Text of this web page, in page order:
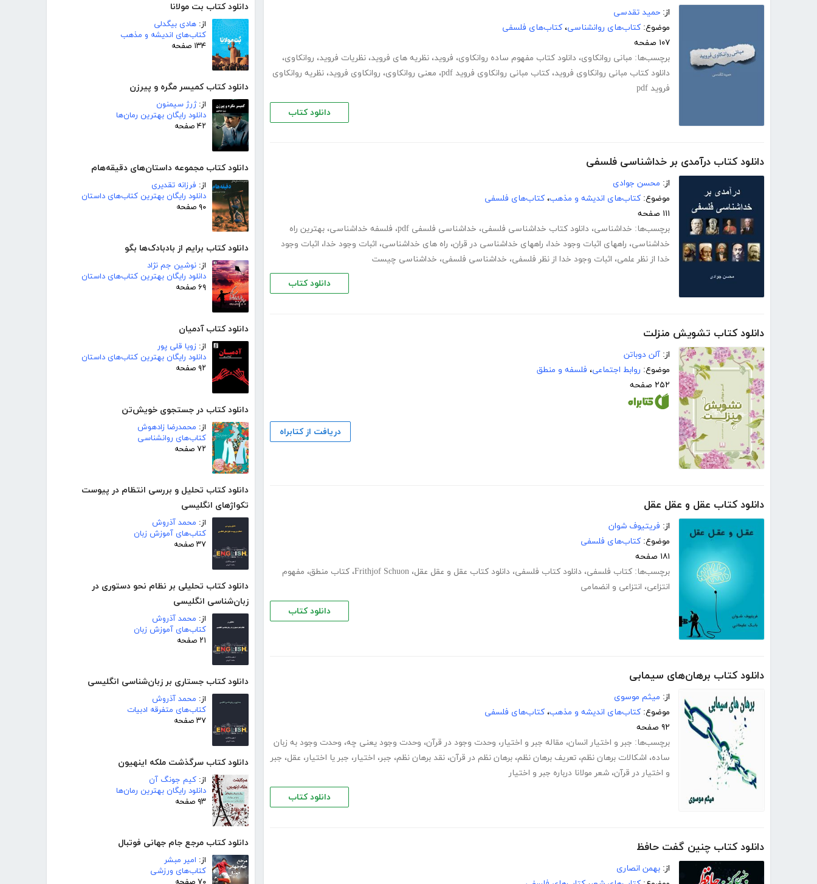
دانلود کتاب بت مولانا
از: هادی بیگدلی
کتاب‌های اندیشه و مذهب
۱۳۴ صفحه
دانلود کتاب کمیسر مگره و پیرزن
از:ژرژ سیمنون
دانلود رایگان بهترین رمان‌ها
۴۲ صفحه
دانلود کتاب مجموعه داستان‌های دقیقه‌هام
از: فرزانه تقدیری
دانلود رایگان بهترین کتاب‌های داستان
۹۰ صفحه
دانلود کتاب برایم از بادبادک‌ها بگو
از: نوشین جم نژاد
دانلود رایگان بهترین کتاب‌های داستان
۶۹ صفحه
دانلود کتاب آدمیان
از: زویا قلی پور
دانلود رایگان بهترین کتاب‌های داستان
۹۲ صفحه
دانلود کتاب در جستجوی خویش‌تن
از: محمدرضا زادهوش
کتاب‌های روانشناسی
۷۲ صفحه
دانلود کتاب تحلیل و بررسی انتظام در پیوست
تکواژهای انگلیسی
از: محمد آذروش
کتاب‌های آموزش زبان
۳۷ صفحه
دانلود کتاب تحلیلی بر نظام نحو دستوری در
زبان‌شناسی انگلیسی
از: محمد آذروش
کتاب‌های آموزش زبان
۲۱ صفحه
دانلود کتاب جستاری بر زبان‌شناسی انگلیسی
از: محمد آذروش
کتاب‌های متفرقه ادبیات
۳۷ صفحه
دانلود کتاب سرگذشت ملکه اینهیون
از: کیم جونگ آن
دانلود رایگان بهترین رمان‌ها
۹۳ صفحه
دانلود کتاب مرجع جام جهانی فوتبال
از: امیر مبشر
کتاب‌های ورزشی
از: حمید تقدسی
موضوع: کتاب‌های روانشناسی، کتاب‌های فلسفی
۱۰۷ صفحه
برچسب‌ها: مبانی روانکاوی، دانلود کتاب مفهوم ساده روانکاوی، فروید، نظریه های فروید، نظریات فروید، روانکاوی،
دانلود کتاب مبانی روانکاوی فروید، کتاب مبانی روانکاوی فروید pdf ، معنی روانکاوی، روانکاوی فروید، نظریه روانکاوی
فروید pdf
دانلود کتاب
دانلود کتاب درآمدی بر خداشناسی فلسفی
از: محسن جوادی
موضوع: کتاب‌های اندیشه و مذهب، کتاب‌های فلسفی
۱۱۱ صفحه
برچسب‌ها: خداشناسی، دانلود کتاب خداشناسی فلسفی، خداشناسی فلسفی pdf ، فلسفه خداشناسی، بهترین راه
خداشناسی، راههای اثبات وجود خدا، راههای خداشناسی در قران، راه های خداشناسی، اثبات وجود خدا، اثبات وجود
خدا از نظر علمی، اثبات وجود خدا از نظر فلسفی، خداشناسی فلسفی، خداشناسی چیست
دانلود کتاب
دانلود کتاب تشویش منزلت
از: آلن دوباتن
موضوع: روابط اجتماعی، فلسفه و منطق
۲۵۲ صفحه
دریافت از کتابراه
دانلود کتاب عقل و عقل عقل
از: فریتیوف شوان
موضوع: کتاب‌های فلسفی
۱۸۱ صفحه
برچسب‌ها: کتاب فلسفی، دانلود کتاب فلسفی، دانلود کتاب عقل و عقل عقل، Frithjof Schuon، کتاب منطق، مفهوم
انتزاعی، انتزاعی و انضمامی
دانلود کتاب
دانلود کتاب برهان‌های سیمابی
از: میثم موسوی
موضوع: کتاب‌های اندیشه و مذهب، کتاب‌های فلسفی
۹۲ صفحه
برچسب‌ها: جبر و اختیار انسان، مقاله جبر و اختیار، وحدت وجود در قرآن، وحدت وجود یعنی چه، وحدت وجود به زبان
ساده، اشکالات برهان نظم، تعریف برهان نظم، برهان نظم در قرآن، نقد برهان نظم، جبر، اختیار، جبر یا اختیار، عقل، جبر
و اختیار در قرآن، شعر مولانا درباره جبر و اختیار
دانلود کتاب
دانلود کتاب چنین گفت حافظ
از: بهمن انصاری